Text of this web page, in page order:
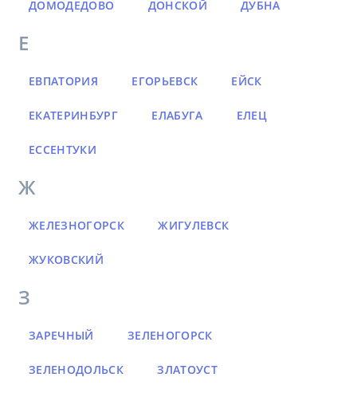
ДОМОДЕДОВО ДОНСКОЙ ДУБНА
Е
ЕВПАТОРИЯ ЕГОРЬЕВСК ЕЙСК
ЕКАТЕРИНБУРГ ЕЛАБУГА ЕЛЕЦ
ЕССЕНТУКИ
Ж
ЖЕЛЕЗНОГОРСК ЖИГУЛЕВСК
ЖУКОВСКИЙ
З
ЗАРЕЧНЫЙ ЗЕЛЕНОГОРСК
ЗЕЛЕНОДОЛЬСК ЗЛАТОУСТ